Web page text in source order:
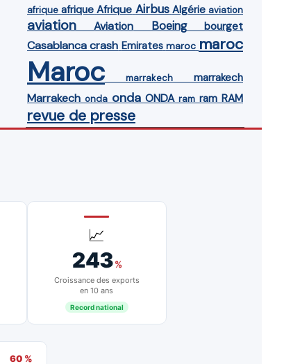
afrique afrique Afrique Airbus Algérie aviation
aviation Aviation Boeing bourget
Casablanca crash Emirates maroc maroc
Maroc marrakech marrakech
Marrakech onda onda ONDA ram ram RAM
revue de presse
📈
243%
Croissance des exports
en 10 ans
Record national
60 %